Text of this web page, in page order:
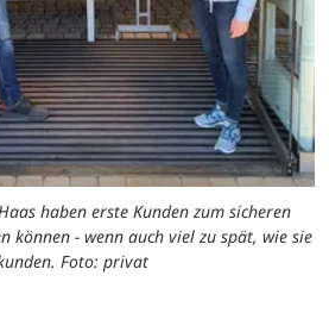
haben erste Kunden zum sicheren
können - wenn auch viel zu spät, wie sie
Foto: privat